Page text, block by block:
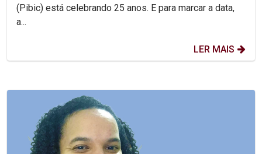
(Pibic) está celebrando 25 anos. E para marcar a data,
a...
LER MAIS